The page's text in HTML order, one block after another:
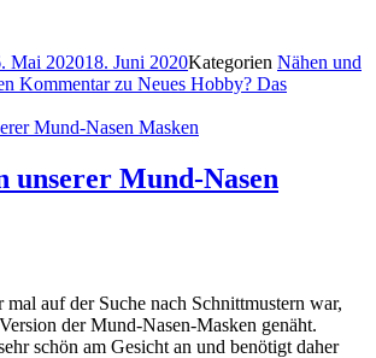
Mai 202018. Juni 2020Kategorien Nähen und
Kommentarzu Neues Hobby? Das
unserer Mund-Nasen
auf der Suche nach Schnittmustern war,
der Mund-Nasen-Masken genäht.
schön am Gesicht an und benötigt daher